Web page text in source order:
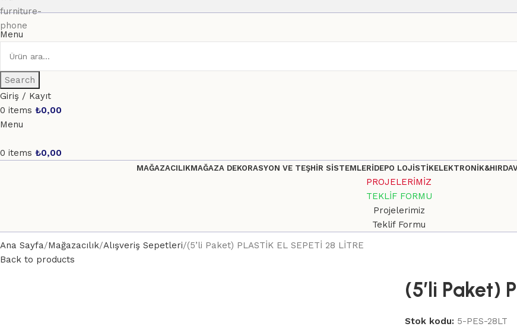
Menu
Search
Giriş / Kayıt
0 items ₺0,00
Menu
0 items ₺0,00
MAĞAZACILIKMAĞAZA DEKORASYON VE TEŞHİR SİSTEMLERİDEPO LOJİSTİK
PROJELERİMİZ
TEKLİF FORMU
Projelerimiz
Teklif Formu
Ana Sayfa Mağazacılık Alışveriş Sepetleri (5’li Paket) PLASTİK EL SEPETİ 28 LİTRE
Back to products
(5’li Paket)
Stok kodu: 5-PES-28LT